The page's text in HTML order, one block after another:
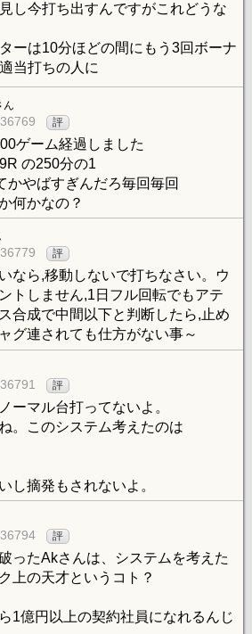
し今打ち出すんですがこれどうな
ーは10分ほどの間にもう3回ボーナ
当打ちの人に
ん
評
ゲーム経過しました
の250分の1
かやばすぎんだろ毎回毎回
何かなの？
評
なら,移動しないで打ちなさい。ウ
トしません,1日フル回転でもアテ
合成で中間以下と判断したら,止め
グ連されても仕方がない事～
評
ーマル台打ってないよ。
。このシステム考えたのは
し摘発もされないよ。
評
ったAkさんは、システムを考えた
上の天才というコト？
1億円以上の契約社員になれるんじ